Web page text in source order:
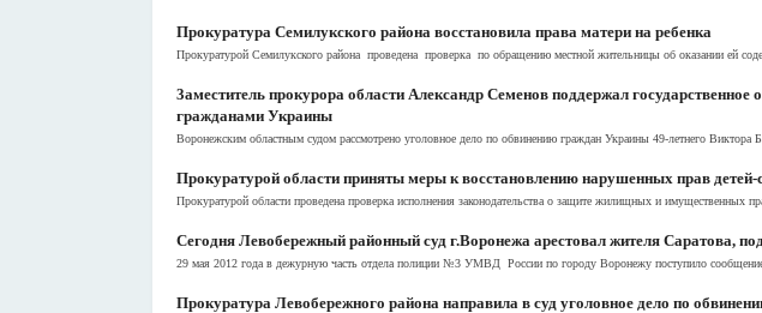
Прокуратура Семилукского района восстановила права матери на ребенка
Прокуратурой Семилукского района проведена проверка по обращению местной жительницы об оказании ей
3аместитель прокурора области Александр Семенов поддержал
гражданами Украины
Воронежским областным судом рассмотрено уголовное дело по обвинению граждан Украины 49-летнего Виктора
Прокуратурой области приняты меры к восстановлению нарушенных прав детей-
Прокуратурой области проведена проверка исполнения законодательства о защите жилищных и имущественных
Сегодня Левобережный районный суд г.Воронежа арестовал жителя Саратова,
29 мая 2012 года в дежурную часть отдела полиции №3 УМВД России по городу Воронежу поступило
Прокуратура Левобережного района направила в суд уголовное дело по